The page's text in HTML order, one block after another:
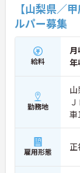
★おすすめ
【夜勤なし・曜
えた働き方が実
・8:00～19:00
しないため、
続けることが
・完全週休2日
により、先々
間をしっかり
【専門資格を
形成が期待で
・資格手当が
個人の頑張りが
【山梨県／
ルパー募集
給料
月
年
勤務地
車
雇用形態